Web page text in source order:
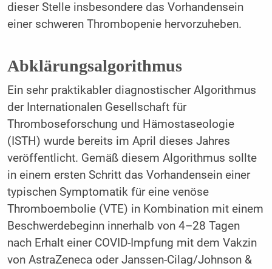
dieser Stelle insbesondere das Vorhandensein
einer schweren Thrombopenie hervorzuheben.
Abklärungsalgorithmus
Ein sehr praktikabler diagnostischer Algorithmus
der Internationalen Gesellschaft für
Thromboseforschung und Hämostaseologie
(ISTH) wurde bereits im April dieses Jahres
veröffentlicht. Gemäß diesem Algorithmus sollte
in einem ersten Schritt das Vorhandensein einer
typischen Symptomatik für eine venöse
Thromboembolie (VTE) in Kombination mit einem
Beschwerdebeginn innerhalb von 4–28 Tagen
nach Erhalt einer COVID-Impfung mit dem Vakzin
von AstraZeneca oder Janssen-Cilag/Johnson &